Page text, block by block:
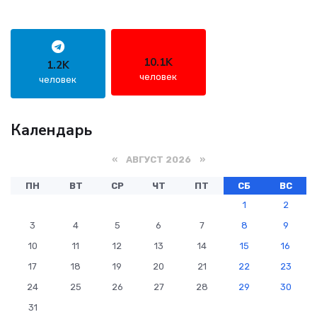
1.2K
человек
10.1K
человек
Календарь
« АВГУСТ 2026 »
ПН ВТ СР ЧТ ПТ СБ
ВС
1
2
3
4 5 6 7 8
9
10
11 12 13 14 15
16
17
18 19 20 21 22
23
24
25 26 27 28 29
30
31